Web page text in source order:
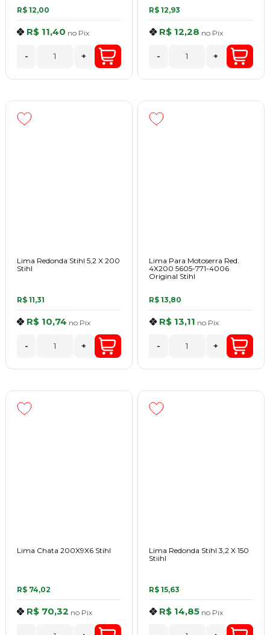
R$ 12,00
R$ 11,40 no Pix
- +
R$ 12,93
R$ 12,28 no Pix
- +
Lima Redonda Stihl 5,2 X 200
Stihl
R$ 11,31
R$ 10,74 no Pix
- +
Lima Para Motoserra Red.
4X200 5605-771-4006
Original Stihl
R$ 13,80
R$ 13,11 no Pix
- +
Lima Chata 200X9X6 Stihl
R$ 74,02
R$ 70,32 no Pix
Lima Redonda Stihl 3,2 X 150
Stiihl
R$ 15,63
R$ 14,85 no Pix